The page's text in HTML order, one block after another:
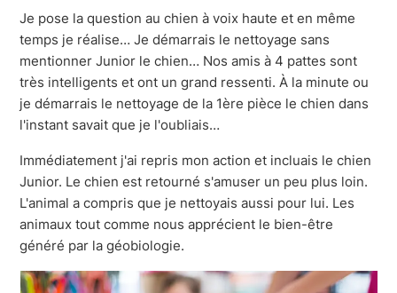
Je pose la question au chien à voix haute et en même
temps je réalise… Je démarrais le nettoyage sans
mentionner Junior le chien… Nos amis à 4 pattes sont
très intelligents et ont un grand ressenti. À la minute ou
je démarrais le nettoyage de la 1ère pièce le chien dans
l'instant savait que je l'oubliais…
Immédiatement j'ai repris mon action et incluais le chien
Junior. Le chien est retourné s'amuser un peu plus loin.
L'animal a compris que je nettoyais aussi pour lui. Les
animaux tout comme nous apprécient le bien-être
généré par la géobiologie.